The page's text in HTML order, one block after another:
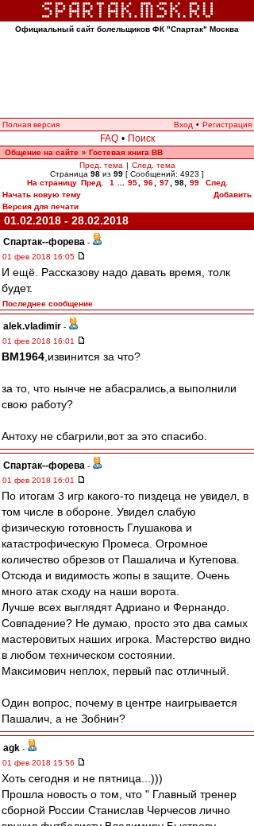
Официальный сайт болельщиков ФК "Спартак" Москва
Полная версия Вход • Регистрация
FAQ • Поиск
Общение на сайте » Гостевая книга ВВ
Пред. тема | След. тема
Страница 98 из 99 [ Сообщений: 4923 ]
На страницу Пред. 1 95 96 97 98, 99
След.
Начать новую тему
Добавить
Версия для печати
01.02.2018 - 28.02.2018
Cпартак--форева -
01 фев 2018 16:05
И ещё. Рассказову надо давать время, толк
будет.
Последнее сообщение
alek.vladimir -
01 фев 2018 16:01
BM1964 ,извинится за что?
за то, что нынче не абасрались,а выполнили
свою работу?
Антоху не сбагрили,вот за это спасибо.
Cпартак--форева -
01 фев 2018 16:01
По итогам 3 игр какого-то пиздеца не увидел, в
том числе в обороне. Увидел слабую
физическую готовность Глушакова и
катастрофическую Промеса. Огромное
количество обрезов от Пашалича и Кутепова.
Отсюда и видимость жопы в защите. Очень
много атак сходу на наши ворота.
Лучше всех выглядят Адриано и Фернандо.
Совпадение? Не думаю, просто это два самых
мастеровитых наших игрока. Мастерство видно
в любом техническом состоянии.
Максимович неплох, первый пас отличный.
Один вопрос, почему в центре наигрывается
Пашалич, а не Зобнин?
agk -
01 фев 2018 15:56
Хоть сегодня и не пятница...)))
Прошла новость о том, что " Главный тренер
сборной России Станислав Черчесов лично